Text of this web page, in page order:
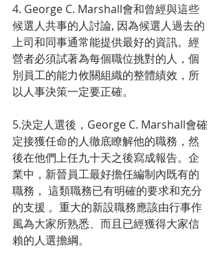
4. George C. Marshall會和曾經與這些
候選人共事的人討論, 因為候選人過去的
上司和同事通常能提供最好的資訊。經
營者必須試著為每個職位挑對的人，個
別員工的能力攸關組織的整體績效，所
以人事決策一定要正確。
5.決定人選後，George C. Marshall會確
定接獲任命的人徹底瞭解他的職務，然
後在他們上任九十天之後寫成報告。企
業中，新晉員工最好擔任編制內既有的
職務， 這類職務已有明確的要求和充分
的支援 。重大的新設職務應該由行事作
風為大家所熟悉、而且已經獲得大家信
賴的人選擔綱。